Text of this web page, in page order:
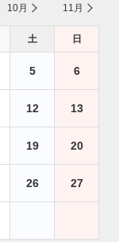
10月 11月
土 日
5 6
12 13
19 20
26 27